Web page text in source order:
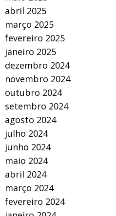
abril 2025
março 2025
fevereiro 2025
janeiro 2025
dezembro 2024
novembro 2024
outubro 2024
setembro 2024
agosto 2024
julho 2024
junho 2024
maio 2024
abril 2024
março 2024
fevereiro 2024